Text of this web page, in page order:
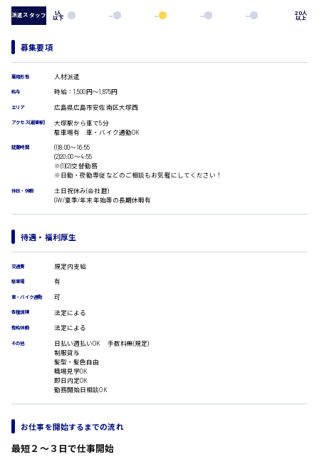
オフィスワーク系
貿易事務
コールセンターオペレーター
一般事務
総務事務
受付事務
医療事務
翻訳、通訳
IT・クリエイティブ系
CADオペレーター
システムエンジニア
プログラマー
カスタマーエンジニア
販売・サービス・フード系
ルート営業
その他の専門職
広島市西区
広島市安佐南区
広島市安佐北区
東広島市
時給1400円～
時給制すべて
日給8000円～
派遣スタッフ 1人
以下
20人
以上
募集要項
雇用形態 人材派遣
給与 時給：1,500円～1,875円
エリア 広島県広島市安佐南区大塚西
アクセス(最寄駅)
大塚駅から車で5分
駐車場有 車・バイク通勤OK
就業時間
(1)8:00〜16:55
(2)20:00〜4:55
※(1)(2)交替勤務
※日勤・夜勤専従などのご相談もお気軽にしてください！
休日・休暇
土日祝休み(会社暦)
GW/夏季/年末年始等の長期休暇有
待遇・福利厚生
交通費 規定内支給
駐車場 有
車・バイク通勤 可
各種保険 法定による
有給休暇 法定による
その他
日払い週払いOK 手数料無(規定)
制服貸与
髪型・髪色自由
職場見学OK
即日内定OK
勤務開始日相談OK
お仕事を開始するまでの流れ
最短２〜３日で仕事開始